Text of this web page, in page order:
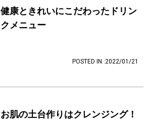
健康ときれいにこだわったドリン
クメニュー
POSTED IN :2022/01/21
お肌の土台作りはクレンジング！